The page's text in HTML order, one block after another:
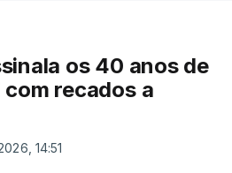
assinala
os 40 anos de
recados a
14:51